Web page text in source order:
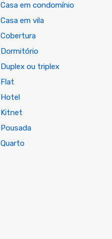
Casa em condomínio
Casa em vila
Cobertura
Dormitório
Duplex ou triplex
Flat
Hotel
Kitnet
Pousada
Quarto